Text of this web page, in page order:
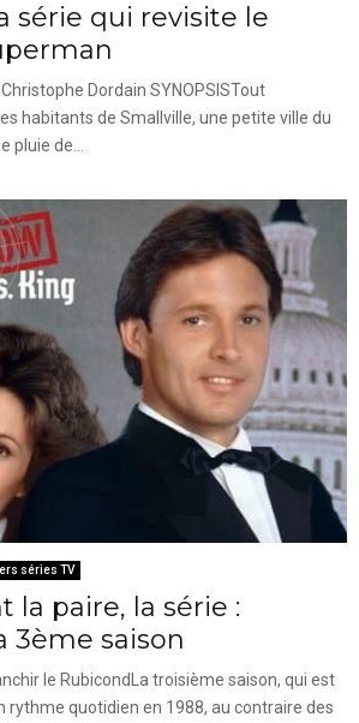
série qui revisite le
Dordain SYNOPSISTout
habitants de Smallville, une petite ville du
pluie de...
séries TV
la paire, la série :
3ème saison
le RubicondLa troisième saison, qui est
rythme quotidien en 1988, au contraire des